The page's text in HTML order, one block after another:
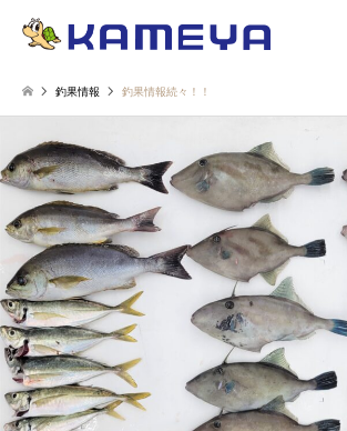
釣果情報 釣果情報続々！！